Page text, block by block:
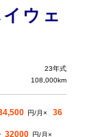
ウェ
23年式
108,000km
円/月×
36
32000 円/月×